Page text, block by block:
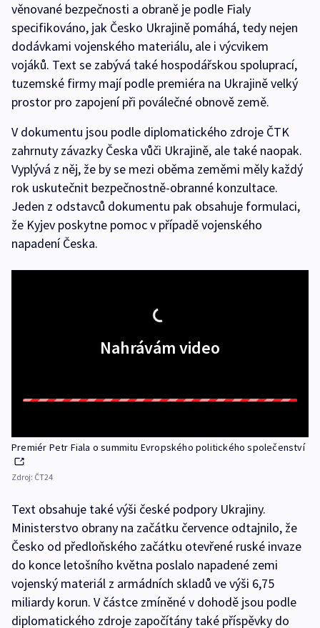
věnované bezpečnosti a obraně je podle Fialy
specifikováno, jak Česko Ukrajině pomáhá, tedy nejen
dodávkami vojenského materiálu, ale i výcvikem
vojáků. Text se zabývá také hospodářskou spoluprací,
tuzemské firmy mají podle premiéra na Ukrajině velký
prostor pro zapojení při poválečné obnově země.
V dokumentu jsou podle diplomatického zdroje ČTK
zahrnuty závazky Česka vůči Ukrajině, ale také naopak.
Vyplývá z něj, že by se mezi oběma zeměmi měly každý
rok uskutečnit bezpečnostně-obranné konzultace.
Jeden z odstavců dokumentu pak obsahuje formulaci,
že Kyjev poskytne pomoc v případě vojenského
napadení Česka.
Nahrávám video
Premiér Petr Fiala o summitu Evropského politického společenství
Zdroj: ČT24
Text obsahuje také výši české podpory Ukrajiny.
Ministerstvo obrany na začátku července odtajnilo, že
Česko od předloňského začátku otevřené ruské invaze
do konce letošního května poslalo napadené zemi
vojenský materiál z armádních skladů ve výši 6,75
miliardy korun. V částce zmíněné v dohodě jsou podle
diplomatického zdroje započítány také příspěvky do